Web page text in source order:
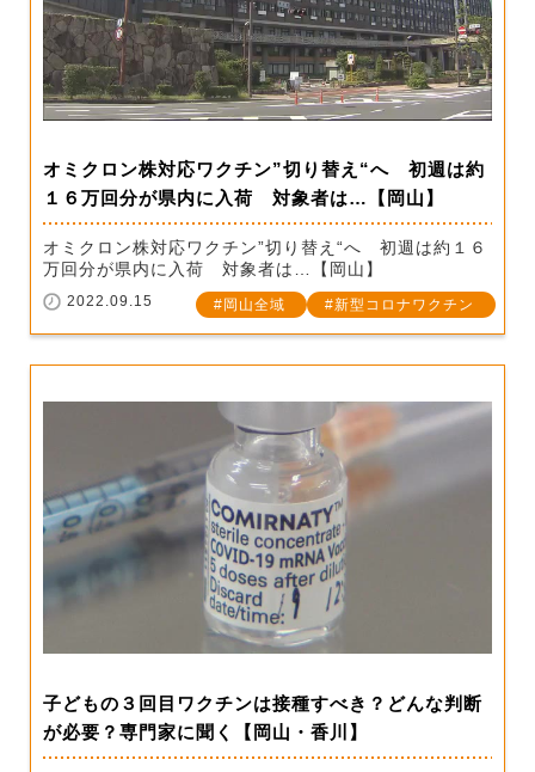
オミクロン株対応ワクチン”切り替え“へ 初週は約
１６万回分が県内に入荷 対象者は…【岡山】
オミクロン株対応ワクチン”切り替え“へ 初週は約１６
万回分が県内に入荷 対象者は…【岡山】
2022.09.15 岡山全域 新型コロナワクチン
子どもの３回目ワクチンは接種すべき？どんな判断
が必要？専門家に聞く【岡山・香川】